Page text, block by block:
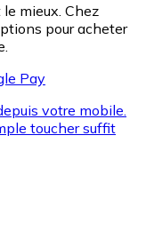
mieux. Chez
pour acheter
Pay
votre mobile.
toucher suffit